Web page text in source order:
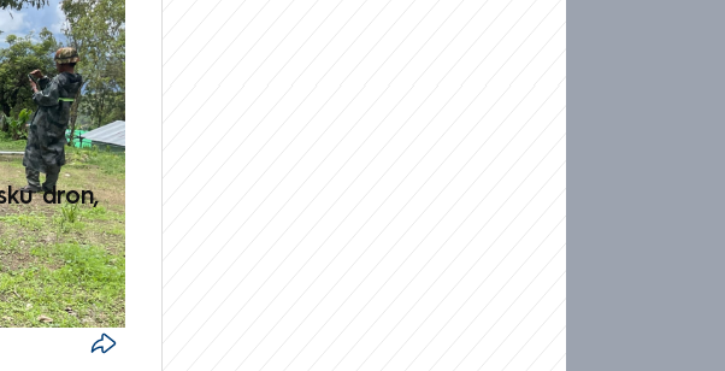
dron,